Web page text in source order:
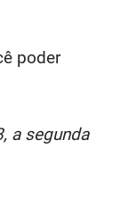
poder
a segunda